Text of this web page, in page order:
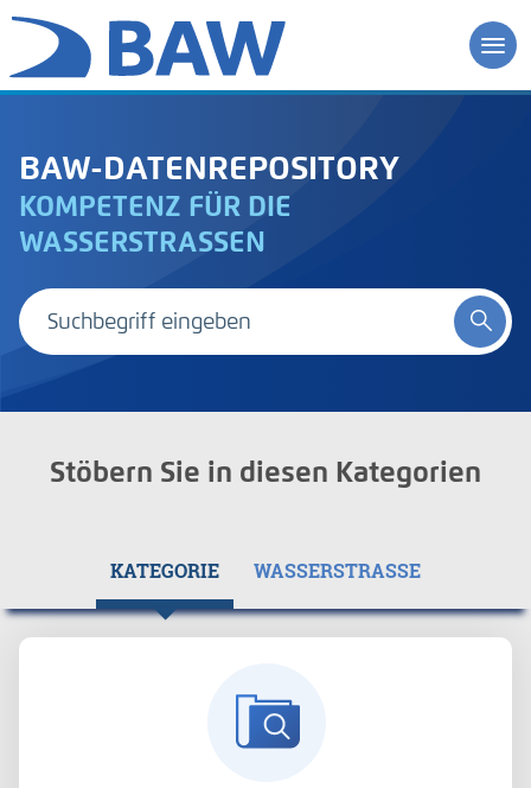
BAW-DATENREPOSITORY
KOMPETENZ FÜR DIE
WASSERSTRASSEN
Stöbern Sie in diesen Kategorien
KATEGORIE WASSERSTRASSE